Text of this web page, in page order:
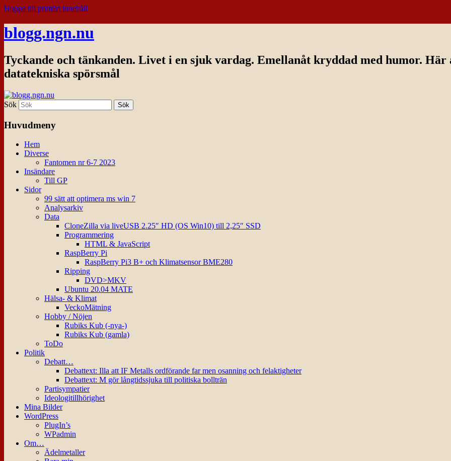
Hoppa till primärt innehåll
blogg.ngn.nu
Tyckande och tänkanden. Livet i en sjuk vardag. Emellanåt kryddad med humor. Här
datatekniska spörsmål
Sök
Huvudmeny
Hem
Diverse
Fantomen nr 6-7 2023
Insändare
Till GP
Sidor
99 sätt att optimera ms win 7
Analysarkiv
Data
CloneZilla via liveUSB 2.25″ HD (OS Win10) till 2,25″ SSD
Programmering
HTML & JavaScript
RaspBerry Pi
RaspBerry Pi3 B+ och Klimatsensor BME280
Ripping
DVD>MKV
Ubuntu 20.04 MATE
Hälsa- & Klimat
VeckoMätning
Hobby / Nöjen
Rubiks Kub (-nya-)
Rubiks Kub (gamla)
ToDo
Politik
Debatt…
Debattext: Illa att IF Metalls ordförande far men osanning och felaktigheter
Debattext: M gör långtidssjuka till politiska bollträn
Partisympatier
Ideologitillhörighet
Mina Bilder
WordPress
PlugIn’s
WPadmin
Om…
Ädelmetaller